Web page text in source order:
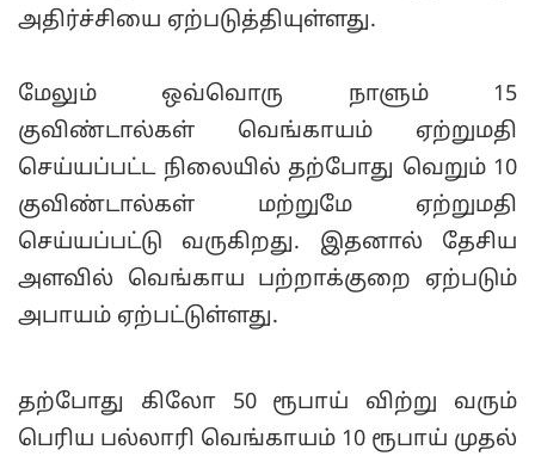
அதிர்ச்சியை ஏற்படுத்தியுள்ளது.
மேலும் ஒவ்வொரு நாளும் 15
குவிண்டால்கள் வெங்காயம் ஏற்றுமதி
செய்யப்பட்ட நிலையில் தற்போது வெறும் 10
குவிண்டால்கள் மற்றுமே ஏற்றுமதி
செய்யப்பட்டு வருகிறது. இதனால் தேசிய
அளவில் வெங்காய பற்றாக்குறை ஏற்படும்
அபாயம் ஏற்பட்டுள்ளது.
தற்போது கிலோ 50 ரூபாய் விற்று வரும்
பெரிய பல்லாரி வெங்காயம் 10 ரூபாய் முதல்